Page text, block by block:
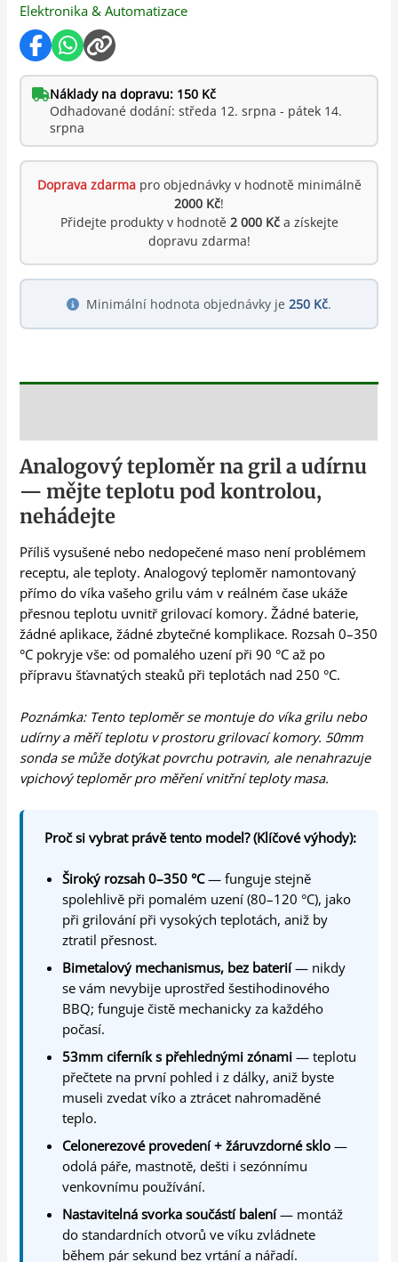
Elektronika & Automatizace
Náklady na dopravu: 150 Kč
Odhadované dodání: středa 12. srpna - pátek 14.
srpna
Doprava zdarmapro objednávky v hodnotě minimálně
2000 Kč!
Přidejte produkty v hodnotě 2 000 Kča získejte
dopravu zdarma!
Minimální hodnota objednávky je 250 Kč.
Analogový teploměr na gril a udírnu
— mějte teplotu pod kontrolou,
nehádejte
Příliš vysušené nebo nedopečené maso není problémem
receptu, ale teploty. Analogový teploměr namontovaný
přímo do víka vašeho grilu vám v reálném čase ukáže
přesnou teplotu uvnitř grilovací komory. Žádné baterie,
žádné aplikace, žádné zbytečné komplikace. Rozsah 0–350
°C pokryje vše: od pomalého uzení při 90 °C až po
přípravu šťavnatých steaků při teplotách nad 250 °C.
Poznámka: Tento teploměr se montuje do víka grilu nebo
udírny a měří teplotu v prostoru grilovací komory. 50mm
sonda se může dotýkat povrchu potravin, ale nenahrazuje
vpichový teploměr pro měření vnitřní teploty masa.
Proč si vybrat právě tento model? (Klíčové výhody):
Široký rozsah 0–350 °C— funguje stejně
spolehlivě při pomalém uzení (80–120 °C), jako
při grilování při vysokých teplotách, aniž by
ztratil přesnost.
Bimetalový mechanismus, bez baterií— nikdy
se vám nevybije uprostřed šestihodinového
BBQ; funguje čistě mechanicky za každého
počasí.
53mm ciferník s přehlednými zónami — teplotu
přečtete na první pohled i z dálky, aniž byste
museli zvedat víko a ztrácet nahromaděné
teplo.
Celonerezové provedení + žáruvzdorné sklo —
odolá páře, mastnotě, dešti i sezónnímu
venkovnímu používání.
Nastavitelná svorka součástí balení— montáž
do standardních otvorů ve víku zvládnete
během pár sekund bez vrtání a nářadí.